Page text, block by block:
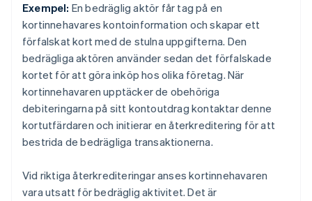
Exempel: En bedräglig aktör får tag på en
kortinnehavares kontoinformation och skapar ett
förfalskat kort med de stulna uppgifterna. Den
bedrägliga aktören använder sedan det förfalskade
kortet för att göra inköp hos olika företag. När
kortinnehavaren upptäcker de obehöriga
debiteringarna på sitt kontoutdrag kontaktar denne
kortutfärdaren och initierar en återkreditering för att
bestrida de bedrägliga transaktionerna.
Vid riktiga återkrediteringar anses kortinnehavaren
vara utsatt för bedräglig aktivitet. Det är